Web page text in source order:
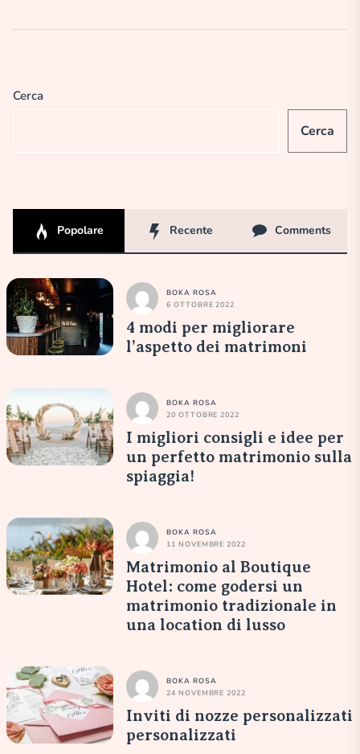
Cerca
Cerca
Popolare Recente Comments
BOKA ROSA
6 OTTOBRE 2022
4 modi per migliorare
l’aspetto dei matrimoni
BOKA ROSA
20 OTTOBRE 2022
I migliori consigli e idee per
un perfetto matrimonio sulla
spiaggia!
BOKA ROSA
11 NOVEMBRE 2022
Matrimonio al Boutique
Hotel: come godersi un
matrimonio tradizionale in
una location di lusso
BOKA ROSA
24 NOVEMBRE 2022
Inviti di nozze personalizzati
personalizzati